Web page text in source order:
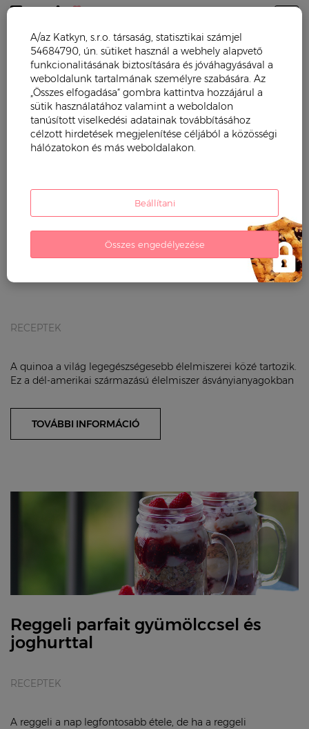
Trendy mama Blog Receptek
Receptek
RECEPTEK
A quinoa a világ legegészségesebb élelmiszerei közé tartozik.
Ez a dél-amerikai származású élelmiszer ásványianyagokban
TOVÁBBI INFORMÁCIÓ
Reggeli parfait gyümölccsel és
joghurttal
RECEPTEK
A reggeli a nap legfontosabb étele, de ha a reggeli
A/az Katkyn, s.r.o. társaság, statisztikai számjel
54684790, ún. sütiket használ a webhely alapvető
funkcionalitásának biztosítására és jóváhagyásával a
weboldalunk tartalmának személyre szabására. Az
„Összes elfogadása“ gombra kattintva hozzájárul a
sütik használatához valamint a weboldalon
tanúsított viselkedési adatainak továbbításához
célzott hirdetések megjelenítése céljából a közösségi
hálózatokon és más weboldalakon.
Beállítani
Összes engedélyezése